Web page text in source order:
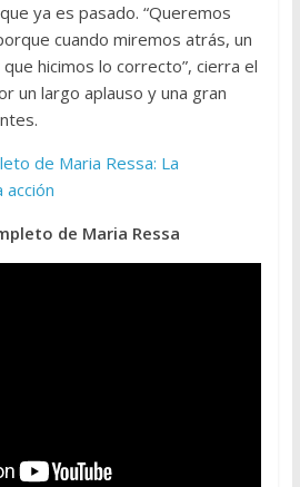
ya es pasado. “Queremos
cuando miremos atrás, un
hicimos lo correcto”, cierra el
un largo aplauso y una gran
de Maria Ressa: La
acción
de Maria Ressa